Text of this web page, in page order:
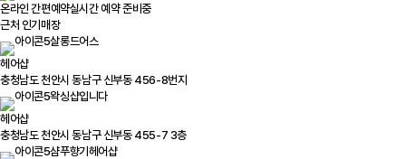
온라인 간편예약실시간 예약 준비중
근처 인기매장
살롱드어스
헤어샵
충청남도 천안시 동남구 신부동 456-8번지
왁싱샵입니다
헤어샵
충청남도 천안시 동남구 신부동 455-7 3층
샴푸향기헤어샵